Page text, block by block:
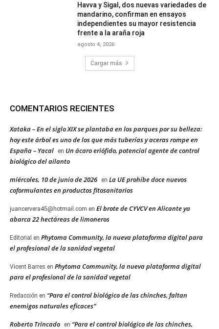
Havva y Sigal, dos nuevas variedades de
mandarino, confirman en ensayos
independientes su mayor resistencia
frente a la araña roja
agosto 4, 2026
Cargar más
COMENTARIOS RECIENTES
Xataka – En el siglo XIX se plantaba en los parques por su belleza:
hoy este árbol es uno de los que más tuberías y aceras rompe en
España – Yacal
en Un ácaro eriófido, potencial agente de control
biológico del ailanto
miércoles, 10 de junio de 2026 en La UE prohíbe doce nuevos
coformulantes en productos fitosanitarios
juancervera45@hotmail.com en El brote de CYVCV en Alicante ya
abarca 22 hectáreas de limoneros
Editorial en Phytoma Community, la nueva plataforma digital para
el profesional de la sanidad vegetal
Vicent Barres en Phytoma Community, la nueva plataforma digital
para el profesional de la sanidad vegetal
Redacción en “Para el control biológico de las chinches, faltan
enemigos naturales eficaces”
Roberto Trincado en “Para el control biológico de las chinches,